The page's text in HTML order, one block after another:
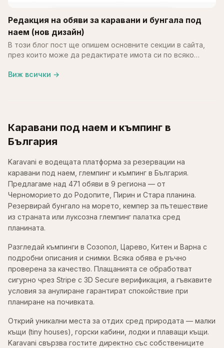
Редакция на обяви за каравани и бунгала под
наем (нов дизайн)
В този блог пост ще опишем основните секции в сайта,
през които може да редактирате имота си по всяко
системата…
Виж всички →
Каравани под наем и къмпинг в
България
Karavani е водещата платформа за резервации на
каравани под наем, глемпинг и къмпинг в България.
Предлагаме над 471 обяви в 9 региона — от
Черноморието до Родопите, Пирин и Стара планина.
Резервирай бунгало на морето, кемпер за пътешествие
из страната или луксозна глемпинг палатка сред
планината.
Разгледай къмпинги в Созопол, Царево, Китен и Варна с
подробни описания и снимки. Всяка обява е ръчно
проверена за качество. Плащанията се обработват
сигурно чрез Stripe с 3D Secure верификация, а гъвкавите
условия за анулиране гарантират спокойствие при
планиране на почивката.
Открий уникални места за отдих сред природата — малки
къщи (tiny houses), горски кабини, лодки и плаващи къщи.
Karavani свързва гостите директно със собствениците